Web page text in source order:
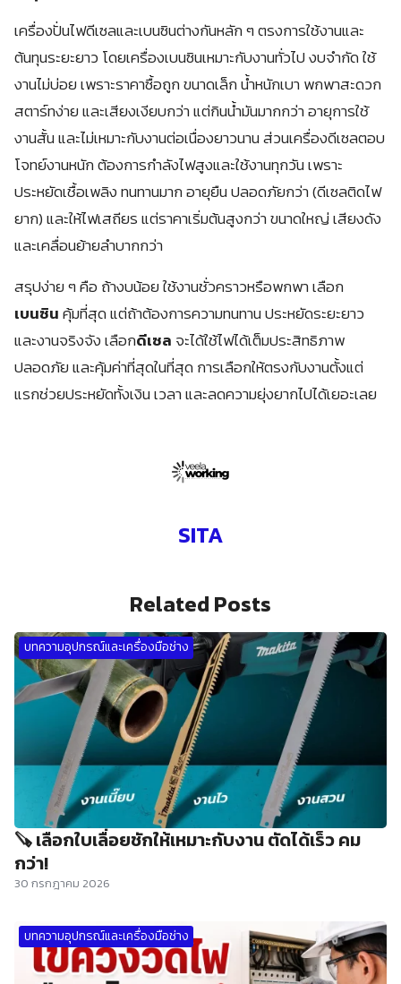
เครื่องปั่นไฟดีเซลและเบนซินต่างกันหลัก ๆ ตรงการใช้งานและ
ต้นทุนระยะยาว โดยเครื่องเบนซินเหมาะกับงานทั่วไป งบจำกัด ใช้
งานไม่บ่อย เพราะราคาซื้อถูก ขนาดเล็ก น้ำหนักเบา พกพาสะดวก
สตาร์ทง่าย และเสียงเงียบกว่า แต่กินน้ำมันมากกว่า อายุการใช้
งานสั้น และไม่เหมาะกับงานต่อเนื่องยาวนาน ส่วนเครื่องดีเซลตอบ
โจทย์งานหนัก ต้องการกำลังไฟสูงและใช้งานทุกวัน เพราะ
ประหยัดเชื้อเพลิง ทนทานมาก อายุยืน ปลอดภัยกว่า (ดีเซลติดไฟ
ยาก) และให้ไฟเสถียร แต่ราคาเริ่มต้นสูงกว่า ขนาดใหญ่ เสียงดัง
และเคลื่อนย้ายลำบากกว่า
สรุปง่าย ๆ คือ ถ้างบน้อย ใช้งานชั่วคราวหรือพกพา เลือก
เบนซินคุ้มที่สุด แต่ถ้าต้องการความทนทาน ประหยัดระยะยาว
และงานจริงจัง เลือกดีเซล จะได้ใช้ไฟได้เต็มประสิทธิภาพ
ปลอดภัย และคุ้มค่าที่สุดในที่สุด การเลือกให้ตรงกับงานตั้งแต่
แรกช่วยประหยัดทั้งเงิน เวลา และลดความยุ่งยากไปได้เยอะเลย
SITA
Related Posts
บทความอุปกรณ์และเครื่องมือช่าง
🪚 เลือกใบเลื่อยชักให้เหมาะกับงาน ตัดได้เร็ว คม
กว่า!
30 กรกฎาคม 2026
บทความอุปกรณ์และเครื่องมือช่าง